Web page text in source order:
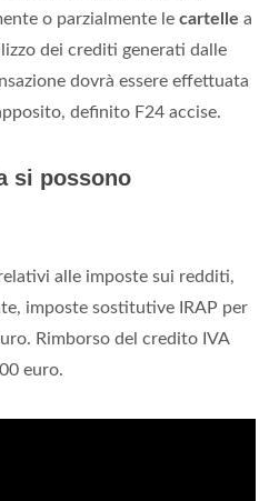
o parzialmente le cartelle a
dei crediti generati dalle
dovrà essere effettuata
definito F24 accise.
si possono
alle imposte sui redditi,
imposte sostitutive IRAP per
Rimborso del credito IVA
euro.